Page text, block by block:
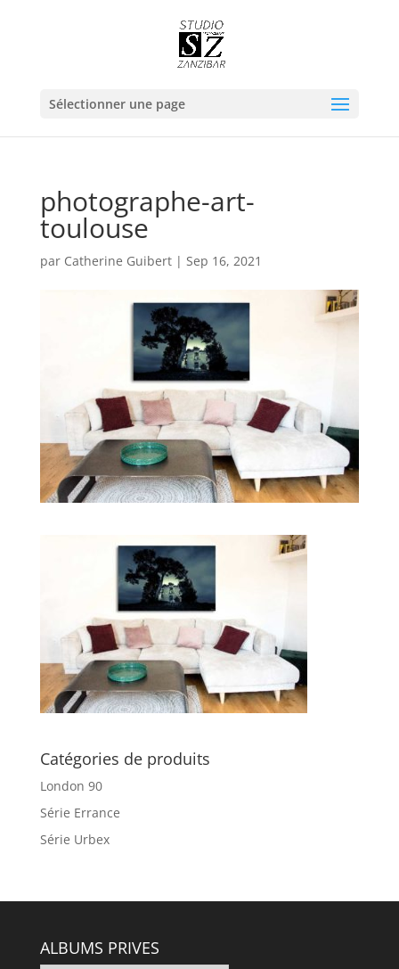
Sélectionner une page
photographe-art-
toulouse
par Catherine Guibert| Sep 16, 2021
Catégories de produits
London 90
Série Errance
Série Urbex
ALBUMS PRIVES